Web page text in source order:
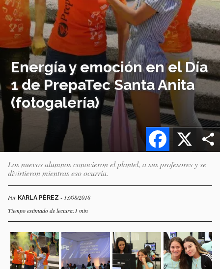
Energía y emoción en el Día
1 de PrepaTec Santa Anita
(fotogalería)
X
Facebook
Los nuevos alumnos conocieron el plantel, a sus profesores y se
divirtieron mientras eso ocurría.
Por KARLA PÉREZ - 13/08/2018
Tiempo estimado de lectura:1 min